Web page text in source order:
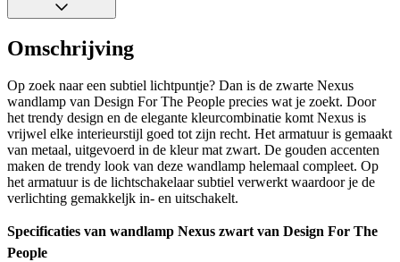
Omschrijving
Op zoek naar een subtiel lichtpuntje? Dan is de zwarte Nexus
wandlamp van Design For The People precies wat je zoekt. Door
het trendy design en de elegante kleurcombinatie komt Nexus is
vrijwel elke interieurstijl goed tot zijn recht. Het armatuur is gemaakt
van metaal, uitgevoerd in de kleur mat zwart. De gouden accenten
maken de trendy look van deze wandlamp helemaal compleet. Op
het armatuur is de lichtschakelaar subtiel verwerkt waardoor je de
verlichting gemakkeljk in- en uitschakelt.
Specificaties van wandlamp Nexus zwart van Design For The
People